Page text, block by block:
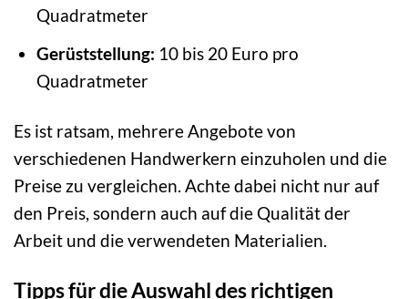
Quadratmeter
Gerüststellung: 10 bis 20 Euro pro
Quadratmeter
Es ist ratsam, mehrere Angebote von
verschiedenen Handwerkern einzuholen und die
Preise zu vergleichen. Achte dabei nicht nur auf
den Preis, sondern auch auf die Qualität der
Arbeit und die verwendeten Materialien.
Tipps für die Auswahl des richtigen